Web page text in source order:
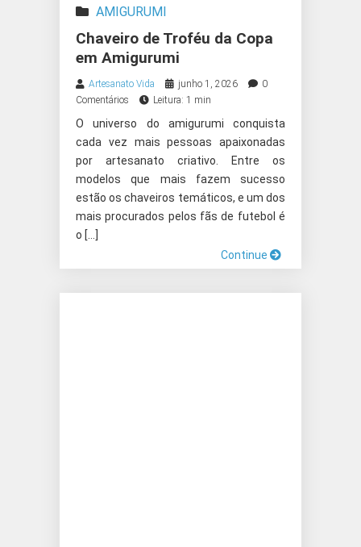
AMIGURUMI
Chaveiro de Troféu da Copa
em Amigurumi
Artesanato Vida junho 1, 2026
0
Comentários
Leitura: 1 min
O universo do amigurumi conquista
cada vez mais pessoas apaixonadas
por artesanato criativo. Entre os
modelos que mais fazem sucesso
estão os chaveiros temáticos, e um dos
mais procurados pelos fãs de futebol é
o […]
Continue